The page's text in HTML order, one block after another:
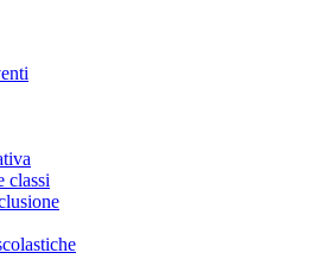
classi